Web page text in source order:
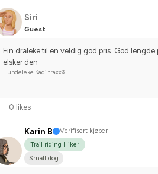
Siri
Guest
Fin draleke til en veldig god pris. God
elsker den
Hundeleke Kadi traxx®
0 likes
Karin B
Verifisert kjøper
Trail riding Hiker
Small dog